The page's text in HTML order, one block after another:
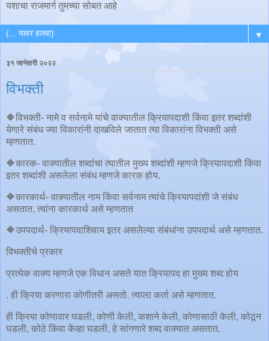
यशाचा राजमार्ग तुमच्या सोबत आहे
▼
३१ जानेवारी २०२२
विभक्ती
🔶विभक्ती- नामे व सर्वनामे यांचे वाक्यातील क्रियापदाशी किंवा इतर शब्दांशी
येणारे संबंध ज्या विकारांनी दाखविले जातात त्या विकारांना विभक्ती असे
म्हणतात.
🔶कारक- वाक्यातील शब्दांचा त्यातील मुख्य शब्दांशी म्हणजे क्रियापदाशी किंवा
इतर शब्दांशी असलेला संबंध म्हणजे कारक होय.
🔶कारकार्थ- वाक्यातील नाम किंवा सर्वनाम त्यांचे क्रियापदांशी जे संबंध
असतात, त्यांना कारकार्थ असे म्हणतात
🔶उपपदार्थ- क्रियापदाशिवाय इतर असलेल्या संबंधांना उपपदार्थ असे म्हणतात.
विभक्तीचे प्रकार
प्रत्येक वाक्य म्हणजे एक विधान असते यात क्रियापद हा मुख्य शब्द होय
. ही क्रिया करणारा कोणीतरी असतो. त्याला कर्ता असे म्हणतात.
ही क्रिया कोणावार घडली, कोणी केली, कशाने केली, कोणासाठी केली, कोठून
घडली, कोठे किंवा केंव्हा घडली, हे सांगणारे शब्द वाक्यात असतात.